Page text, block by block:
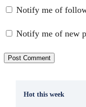
Notify me of
Notify me of new
Hot this week